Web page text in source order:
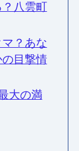
八雲町
マ？あな
目撃情
大の満